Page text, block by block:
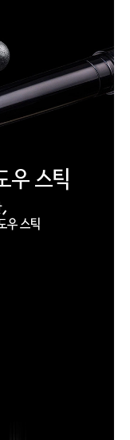
우 스틱
,
우 스틱